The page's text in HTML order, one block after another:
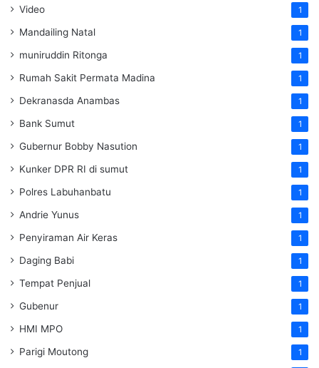
Video 1
Mandailing Natal 1
muniruddin Ritonga 1
Rumah Sakit Permata Madina 1
Dekranasda Anambas 1
Bank Sumut 1
Gubernur Bobby Nasution 1
Kunker DPR RI di sumut 1
Polres Labuhanbatu 1
Andrie Yunus 1
Penyiraman Air Keras 1
Daging Babi 1
Tempat Penjual 1
Gubenur 1
HMI MPO 1
Parigi Moutong 1